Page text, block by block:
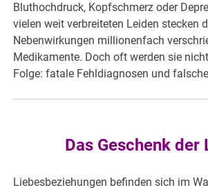
Bluthochdruck, Kopfschmerz oder
vielen weit verbreiteten Leiden stecken
Nebenwirkungen millionenfach
Medikamente. Doch oft werden sie
Folge: fatale Fehldiagnosen und
Das Geschenk der
Liebesbeziehungen befinden sich im